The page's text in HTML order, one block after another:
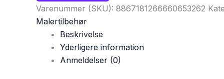
Varenummer (SKU): 8867181266660653262
Malertilbehør
Beskrivelse
Yderligere information
Anmeldelser (0)